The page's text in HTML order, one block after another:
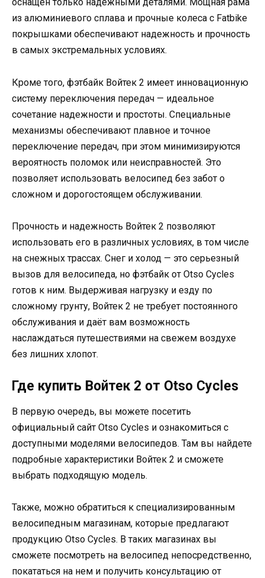
оснащен только надежными деталями. Мощная рама
из алюминиевого сплава и прочные колеса с Fatbike
покрышками обеспечивают надежность и прочность
в самых экстремальных условиях.
Кроме того, фэтбайк Войтек 2 имеет инновационную
систему переключения передач — идеальное
сочетание надежности и простоты. Специальные
механизмы обеспечивают плавное и точное
переключение передач, при этом минимизируются
вероятность поломок или неисправностей. Это
позволяет использовать велосипед без забот о
сложном и дорогостоящем обслуживании.
Прочность и надежность Войтек 2 позволяют
использовать его в различных условиях, в том числе
на снежных трассах. Снег и холод — это серьезный
вызов для велосипеда, но фэтбайк от Otso Cycles
готов к ним. Выдерживая нагрузку и езду по
сложному грунту, Войтек 2 не требует постоянного
обслуживания и даёт вам возможность
наслаждаться путешествиями на свежем воздухе
без лишних хлопот.
Где купить Войтек 2 от Otso Cycles
В первую очередь, вы можете посетить
официальный сайт Otso Cycles и ознакомиться с
доступными моделями велосипедов. Там вы найдете
подробные характеристики Войтек 2 и сможете
выбрать подходящую модель.
Также, можно обратиться к специализированным
велосипедным магазинам, которые предлагают
продукцию Otso Cycles. В таких магазинах вы
сможете посмотреть на велосипед непосредственно,
покататься на нем и получить консультацию от